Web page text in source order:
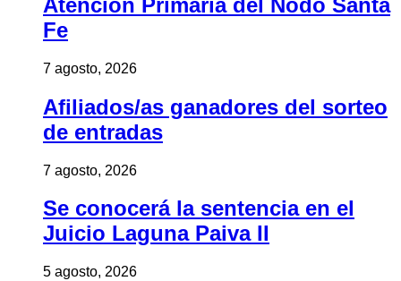
Fe
7 agosto, 2026
Afiliados/as ganadores del sorteo
de entradas
7 agosto, 2026
Se conocerá la sentencia en el
Juicio Laguna Paiva II
5 agosto, 2026